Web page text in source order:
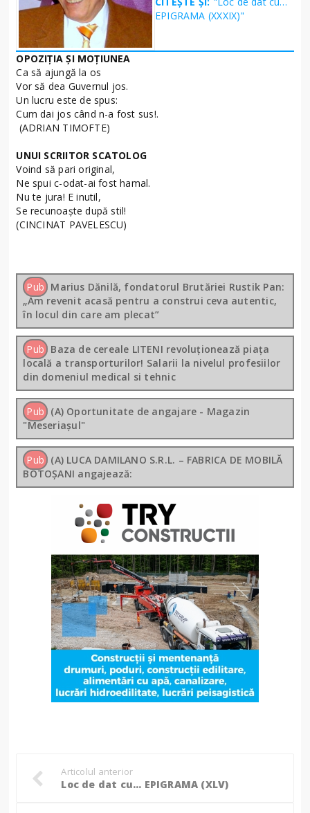
EPIGRAMA (XXXIX)"
OPOZIŢIA ŞI MOŢIUNEA
Ca să ajungă la os
Vor să dea Guvernul jos.
Un lucru este de spus:
Cum dai jos când n-a fost sus!.
(ADRIAN TIMOFTE)
UNUI SCRIITOR SCATOLOG
Voind să pari original,
Ne spui c-odat-ai fost hamal.
Nu te jura! E inutil,
Se recunoaşte după stil!
(CINCINAT PAVELESCU)
Pub Marius Dănilă, fondatorul Brutăriei Rustik Pan:
„Am revenit acasă pentru a construi ceva autentic,
în locul din care am plecat”
Pub Baza de cereale LITENI revoluționează piața
locală a transporturilor! Salarii la nivelul profesiilor
din domeniul medical si tehnic
Pub (A) Oportunitate de angajare - Magazin
"Meseriașul"
Pub (A) LUCA DAMILANO S.R.L. – FABRICA DE MOBILĂ
BOTOȘANI angajează:
Articolul anterior
Loc de dat cu… EPIGRAMA (XLV)